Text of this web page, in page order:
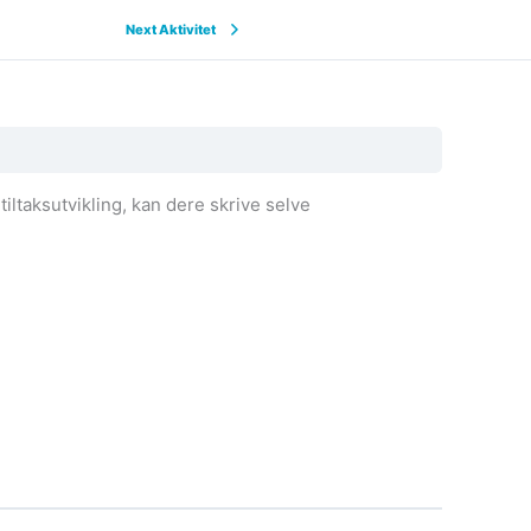
Next Aktivitet
kan dere skrive selve